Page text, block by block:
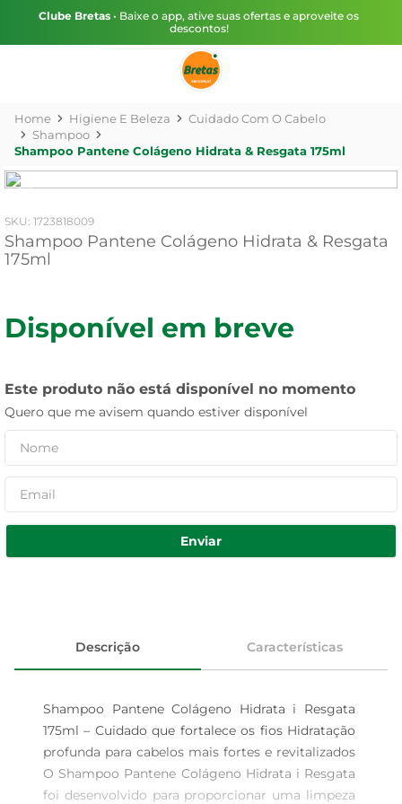
Clube Bretas • Baixe o app, ative suas ofertas e aproveite os
descontos!
Higiene E Beleza
Cuidado Com O Cabelo
Shampoo
Shampoo Pantene Colágeno Hidrata & Resgata 175ml
: 1723818009
Shampoo Pantene Colágeno Hidrata & Resgata
175ml
Disponível em breve
Este produto não está disponível no momento
Quero que me avisem quando estiver disponível
Enviar
Descrição Características
Shampoo Pantene Colágeno Hidrata i Resgata
175ml – Cuidado que fortalece os fios Hidratação
profunda para cabelos mais fortes e revitalizados
O Shampoo Pantene Colágeno Hidrata i Resgata
foi desenvolvido para proporcionar uma limpeza